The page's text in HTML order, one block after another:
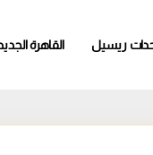
ريسيل القاهرة